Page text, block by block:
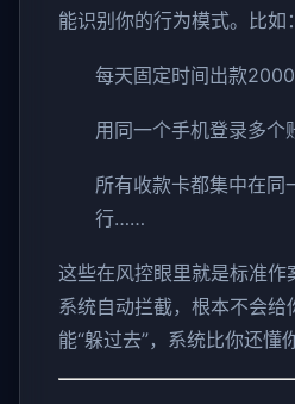
能识别你的行为模式。比如：
每天固定时间出款2000
用同一个手机登录多个
所有收款卡都集中在同
行……
这些在风控眼里就是标准作
系统自动拦截，根本不会给
能“躲过去”，系统比你还懂你